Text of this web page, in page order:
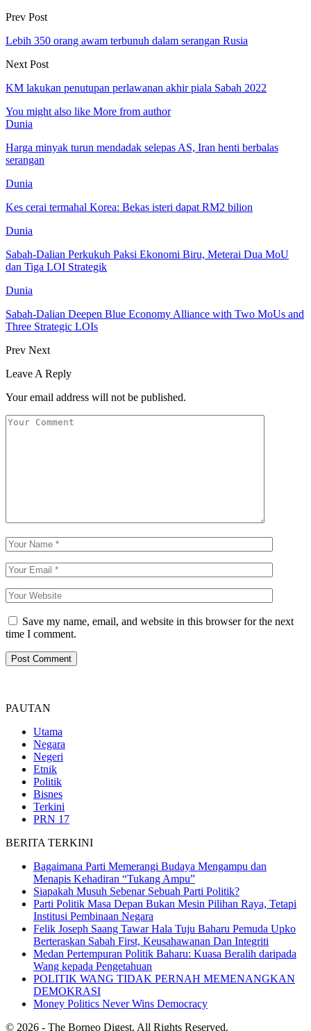
Prev Post
Lebih 350 orang awam terbunuh dalam serangan Rusia
Next Post
KM lakukan penutupan perlawanan akhir piala Sabah 2022
You might also like More from author
Dunia
Harga minyak turun mendadak selepas AS, Iran henti berbalas
serangan
Dunia
Kes cerai termahal Korea: Bekas isteri dapat RM2 bilion
Dunia
Sabah-Dalian Perkukuh Paksi Ekonomi Biru, Meterai Dua MoU
dan Tiga LOI Strategik
Dunia
Sabah-Dalian Deepen Blue Economy Alliance with Two MoUs and
Three Strategic LOIs
Prev Next
Leave A Reply
Your email address will not be published.
Save my name, email, and website in this browser for the next
time I comment.
PAUTAN
Utama
Negara
Negeri
Etnik
Politik
Bisnes
Terkini
PRN 17
BERITA TERKINI
Bagaimana Parti Memerangi Budaya Mengampu dan
Menapis Kehadiran “Tukang Ampu”
Siapakah Musuh Sebenar Sebuah Parti Politik?
Parti Politik Masa Depan Bukan Mesin Pilihan Raya, Tetapi
Institusi Pembinaan Negara
Felik Joseph Saang Tawar Hala Tuju Baharu Pemuda Upko
Berteraskan Sabah First, Keusahawanan Dan Integriti
Medan Pertempuran Politik Baharu: Kuasa Beralih daripada
Wang kepada Pengetahuan
POLITIK WANG TIDAK PERNAH MEMENANGKAN
DEMOKRASI
Money Politics Never Wins Democracy
© 2026 - The Borneo Digest. All Rights Reserved.